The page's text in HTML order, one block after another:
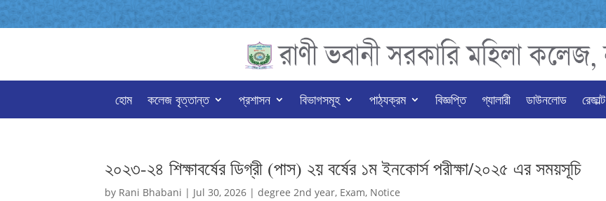
হোম কলেজ বৃত্তান্ত প্রশাসন বিভাগসমূহ পাঠ্যক্রম বিজ্ঞপ্তি গ্যালারী ডাউনলোড রেজাল্ট
২০২৩-২৪ শিক্ষাবর্ষের ডিগ্রী (পাস) ২য় বর্ষের ১ম ইনকোর্স পরীক্ষা/২০২৫ এর সময়সূচি
by Rani Bhabani | Jul 30, 2026 |degree 2nd year, Exam, Notice